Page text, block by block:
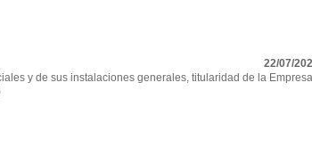
22/07/
y de sus instalaciones generales, titularidad de la Empresa